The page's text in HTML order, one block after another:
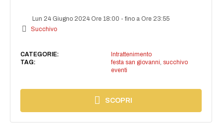
Lun 24 Giugno 2024 Ore 18:00 -fino a Ore 23:55
Succhivo
CATEGORIE:
Intrattenimento
TAG:
festa san giovanni succhivo
eventi
SCOPRI